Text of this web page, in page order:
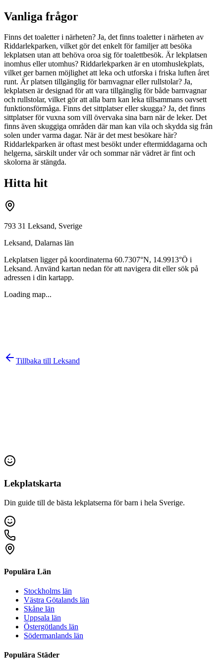
Vanliga frågor
Finns det toaletter i närheten? Ja, det finns toaletter i närheten av
Riddarlekparken, vilket gör det enkelt för familjer att besöka
lekplatsen utan att behöva oroa sig för toalettbesök. Är lekplatsen
inomhus eller utomhus? Riddarlekparken är en utomhuslekplats,
vilket ger barnen möjlighet att leka och utforska i friska luften året
runt. Är platsen tillgänglig för barnvagnar eller rullstolar? Ja,
lekplatsen är designad för att vara tillgänglig för både barnvagnar
och rullstolar, vilket gör att alla barn kan leka tillsammans oavsett
funktionsförmåga. Finns det sittplatser eller skugga? Ja, det finns
sittplatser för vuxna som vill övervaka sina barn när de leker. Det
finns även skuggiga områden där man kan vila och skydda sig från
solen under varma dagar. När är det mest besökare här?
Riddarlekparken är oftast mest besökt under eftermiddagarna och
helgerna, särskilt under vår och sommar när vädret är fint och
skolorna är stängda.
Hitta hit
793 31 Leksand, Sverige
Leksand, Dalarnas län
Lekplatsen ligger på koordinaterna 60.7307°N, 14.9913°Ö i
Leksand. Använd kartan nedan för att navigera dit eller sök på
adressen i din kartapp.
Loading map...
Tillbaka till Leksand
Lekplatskarta
Din guide till de bästa lekplatserna för barn i hela Sverige.
Populära Län
Stockholms län
Västra Götalands län
Skåne län
Uppsala län
Östergötlands län
Södermanlands län
Populära Städer